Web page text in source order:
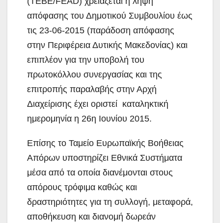
απόφασης του Δημοτικού Συμβουλίου έως
τις 23-06-2015 (παράδοση απόφασης
στην Περιφέρεια Δυτικής Μακεδονίας) και
επιπλέον για την υποβολή του
πρωτοκόλλου συνεργασίας και της
επιτροπής παραλαβής στην Αρχή
Διαχείρισης έχει οριστεί καταληκτική
ημερομηνία η 26η Ιουνίου 2015.
Επίσης το Ταμείο Ευρωπαϊκής Βοήθειας
Απόρων υποστηρίζει Εθνικά Συστήματα
μέσα από τα οποία διανέμονται στους
απόρους τρόφιμα καθώς και
δραστηριότητες για τη συλλογή, μεταφορά,
αποθήκευση και διανομή δωρεάν